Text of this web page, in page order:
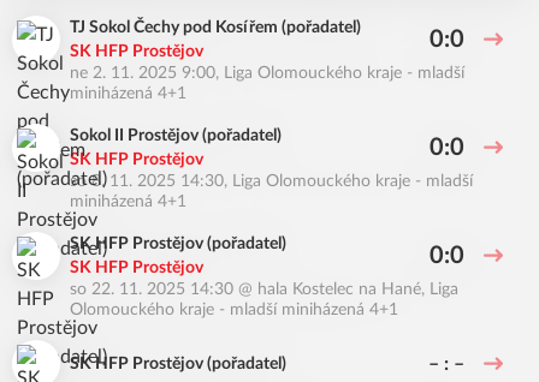
TJ Sokol Čechy pod Kosířem (pořadatel)
SK HFP Prostějov
0:0
ne 2. 11. 2025 9:00, Liga Olomouckého kraje - mladší
miniházená 4+1
Sokol II Prostějov (pořadatel)
SK HFP Prostějov
0:0
so 8. 11. 2025 14:30, Liga Olomouckého kraje - mladší
miniházená 4+1
SK HFP Prostějov (pořadatel)
SK HFP Prostějov
0:0
so 22. 11. 2025 14:30 @ hala Kostelec na Hané, Liga
Olomouckého kraje - mladší miniházená 4+1
SK HFP Prostějov (pořadatel) – : –